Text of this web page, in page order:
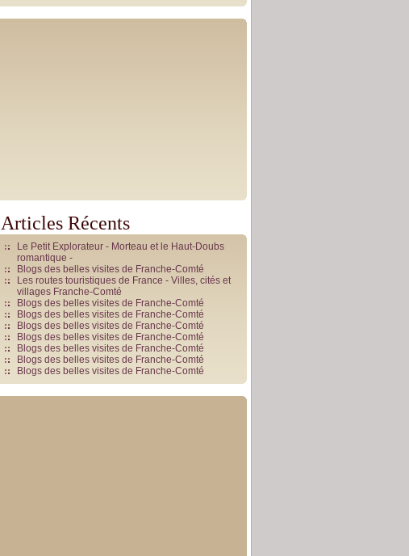
Articles Récents
Le Petit Explorateur - Morteau et le Haut-Doubs
romantique -
Blogs des belles visites de Franche-Comté
Les routes touristiques de France - Villes, cités et
villages Franche-Comté
Blogs des belles visites de Franche-Comté
Blogs des belles visites de Franche-Comté
Blogs des belles visites de Franche-Comté
Blogs des belles visites de Franche-Comté
Blogs des belles visites de Franche-Comté
Blogs des belles visites de Franche-Comté
Blogs des belles visites de Franche-Comté